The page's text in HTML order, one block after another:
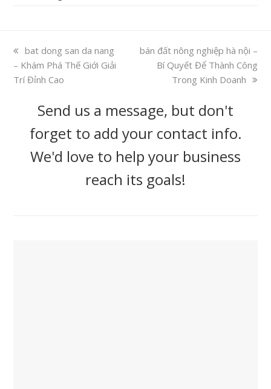
previous
post:
bat dong san da nang
– Khám Phá Thế Giới Giải
Trí Đỉnh Cao
next
post:
bán đất nông nghiệp hà nội –
Bí Quyết Để Thành Công
Trong Kinh Doanh
Send us a message, but don't
forget to add your contact info.
We'd love to help your business
reach its goals!